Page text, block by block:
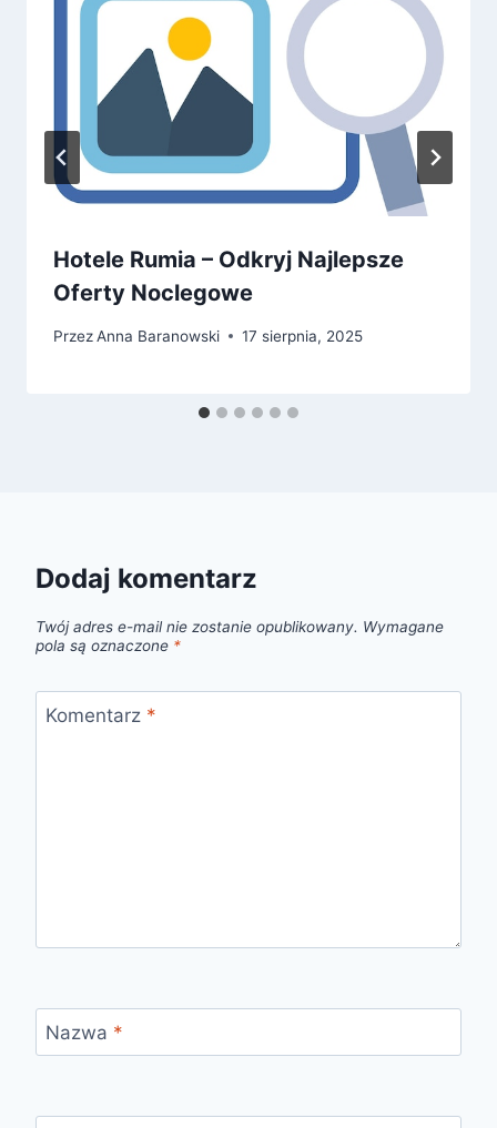
Hotele Rumia – Odkryj Najlepsze
Oferty Noclegowe
PrzezAnna Baranowski 17 sierpnia, 2025
Dodaj komentarz
Twój adres e-mail nie zostanie opublikowany. Wymagane
pola są oznaczone *
Komentarz *
Nazwa *